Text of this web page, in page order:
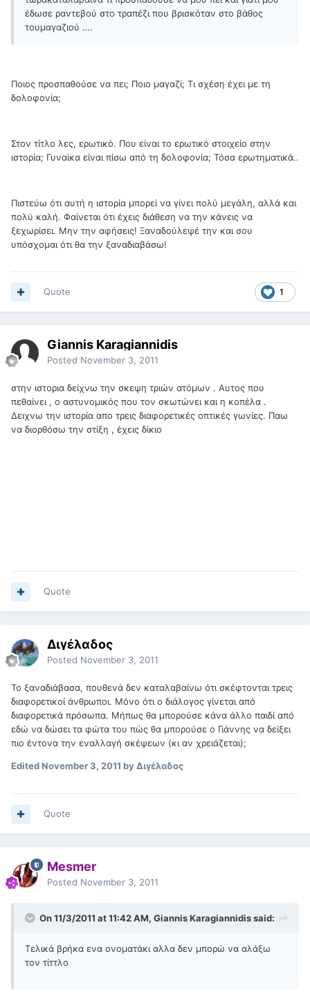
έδωσε ραντεβού στο τραπέζι που βρισκόταν στο βάθος
τουμαγαζιού ….
Ποιος προσπαθούσε να πει; Ποιο μαγαζί; Τι σχέση έχει με τη
δολοφονία;
Στον τίτλο λες, ερωτικό. Που είναι το ερωτικό στοιχείο στην
ιστορία; Γυναίκα είναι πίσω από τη δολοφονία; Τόσα ερωτηματικά..
Πιστεύω ότι αυτή η ιστορία μπορεί να γίνει πολύ μεγάλη, αλλά και
πολύ καλή. Φαίνεται ότι έχεις διάθεση να την κάνεις να
ξεχωρίσει. Μην την αφήσεις! Ξαναδούλεψέ την και σου
υπόσχομαι ότι θα την ξαναδιαβάσω!
1
Quote
Giannis Karagiannidis
Posted November 3, 2011
στην ιστορια δείχνω την σκεψη τριών ατόμων . Αυτος που
πεθαίνει , ο αστυνομικός που τον σκωτώνει και η κοπέλα .
Δειχνω την ιστορία απο τρεις διαφορετικές οπτικές γωνίες. Παω
να διορθόσω την στίξη , έχεις δίκιο
Quote
Διγέλαδος
Posted November 3, 2011
Το ξαναδιάβασα, πουθενά δεν καταλαβαίνω ότι σκέφτονται τρεις
διαφορετικοί άνθρωποι. Μόνο ότι ο διάλογος γίνεται από
διαφορετικά πρόσωπα. Μήπως θα μπορούσε κάνα άλλο παιδί από
εδώ να δώσει τα φώτα του πώς θα μπορούσε ο Γιάννης να δείξει
πιο έντονα την εναλλαγή σκέψεων (κι αν χρειάζεται);
EditedNovember 3, 2011 by Διγέλαδος
Quote
Mesmer
Posted November 3, 2011
On 11/3/2011 at 11:42 AM, Giannis Karagiannidis said:
Τελικά βρήκα ενα ονοματάκι αλλα δεν μπορώ να αλάξω
τον τίττλο